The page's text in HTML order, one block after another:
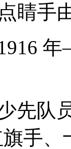
睛手
先队
手